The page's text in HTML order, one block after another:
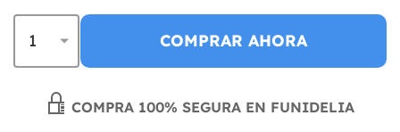
COMPRAR AHORA
COMPRA 100% SEGURA EN FUNIDELIA